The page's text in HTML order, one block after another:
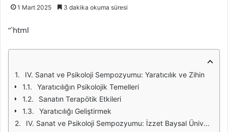
1 Mart 2025 3 dakika okuma süresi
“`html
IV. Sanat ve Psikoloji Sempozyumu: Yaratıcılık ve Zihin
Yaratıcılığın Psikolojik Temelleri
Sanatın Terapötik Etkileri
Yaratıcılığı Geliştirmek
IV. Sanat ve Psikoloji Sempozyumu: İzzet Baysal Üniversitesi'nde Yaratıcılık ve Zihin